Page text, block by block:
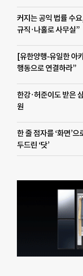
커지는 공익 법률 수
규직·나홀로 사무실”
[유한양행-유일한 아
행동으로 연결하라”
한강·허준이도 받은
원
한 줄 점자를 ‘화면’
두드린 ‘닷’